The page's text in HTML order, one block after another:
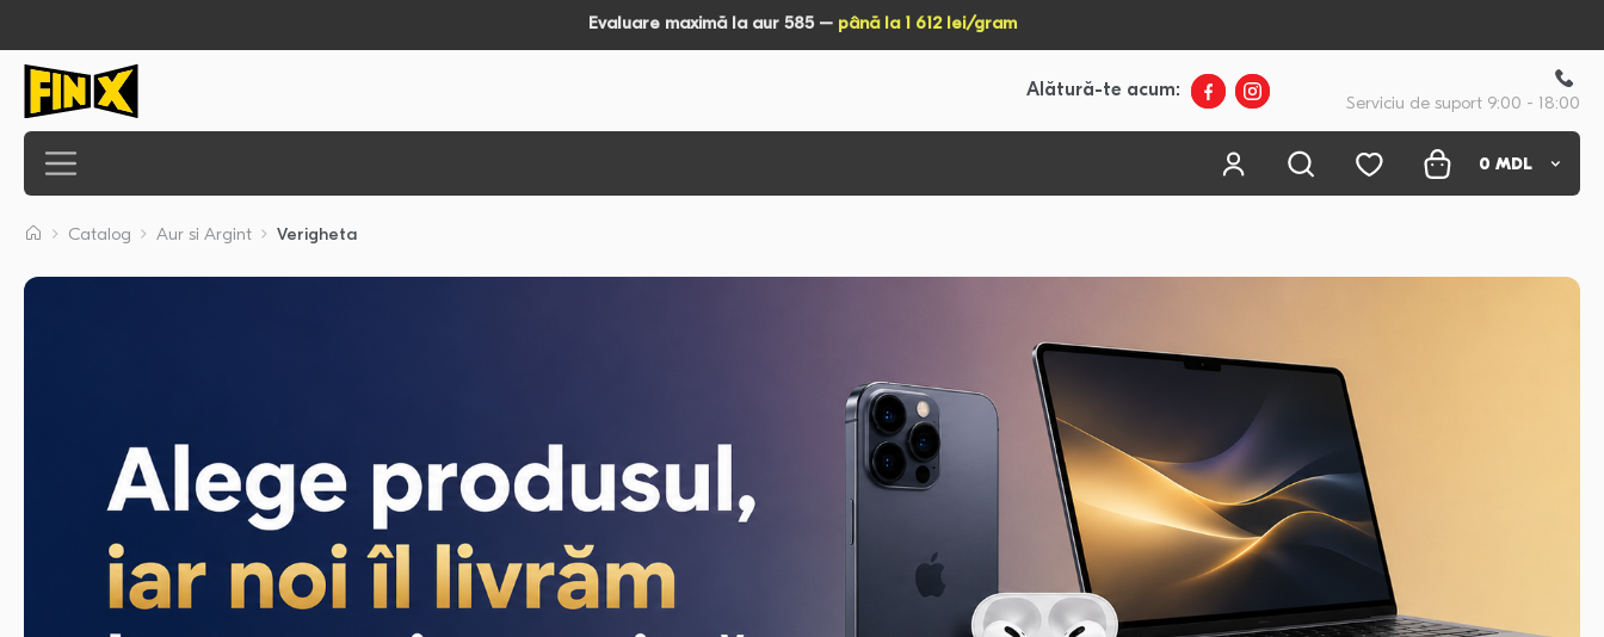
Evaluare maximă la aur 585 – până la 1 612 lei/gram
Alătură-te acum:
Serviciu de suport 9:00 - 18:00
0 MDL
Catalog Aur si Argint Verigheta